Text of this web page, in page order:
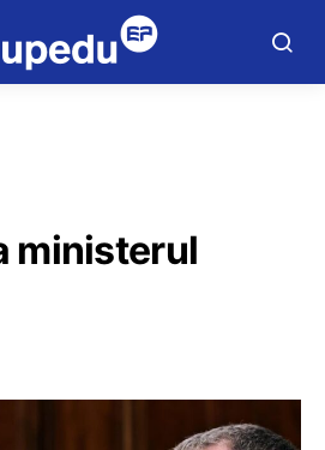
ministerul